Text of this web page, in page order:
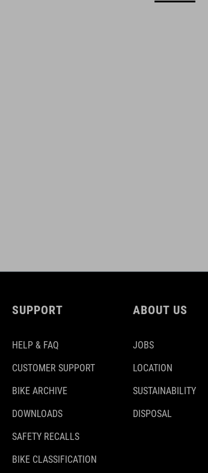
SUPPORT
HELP & FAQ
CUSTOMER SUPPORT
BIKE ARCHIVE
DOWNLOADS
SAFETY RECALLS
BIKE CLASSIFICATION
ABOUT US
JOBS
LOCATION
SUSTAINABILITY
DISPOSAL